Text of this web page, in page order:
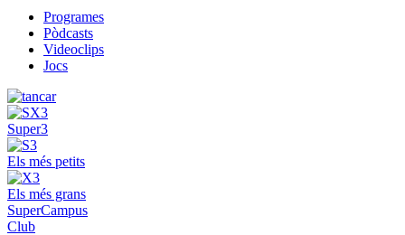
Programes
Pòdcasts
Videoclips
Jocs
Super3
Els més petits
Els més grans
SuperCampus
Club